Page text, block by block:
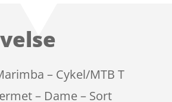
– Cykel/MTB T
– Dame – Sort